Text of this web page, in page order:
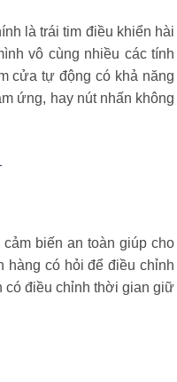
là trái tim điều khiển hài
vô cùng nhiều các tính
cửa tự động có khả năng
ứng, hay nút nhấn không
biến an toàn giúp cho
hàng có hỏi để điều chỉnh
có điều chỉnh thời gian giữ